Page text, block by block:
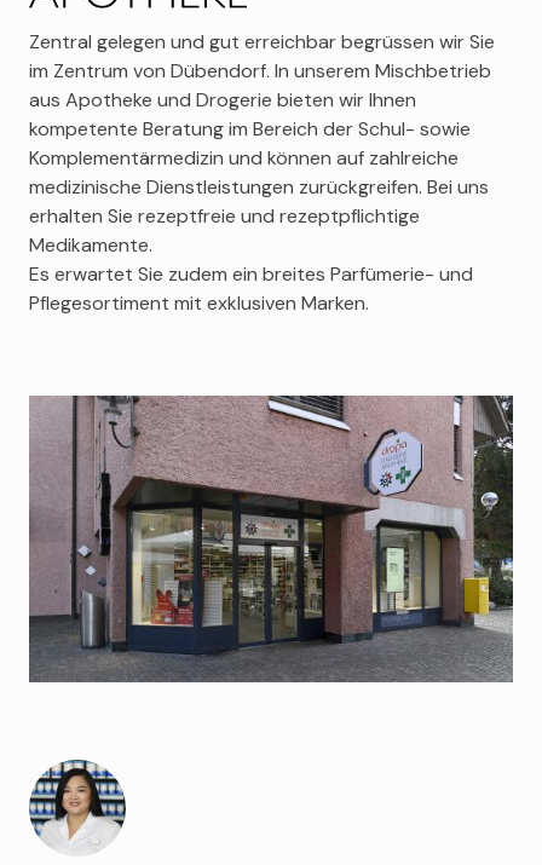
Avène
Clarins
Zentral gelegen und gut erreichbar begrüssen wir Sie
im Zentrum von Dübendorf. In unserem Mischbetrieb
aus Apotheke und Drogerie bieten wir Ihnen
kompetente Beratung im Bereich der Schul- sowie
Komplementärmedizin und können auf zahlreiche
medizinische Dienstleistungen zurückgreifen. Bei uns
erhalten Sie rezeptfreie und rezeptpflichtige
Medikamente.
Es erwartet Sie zudem ein breites Parfümerie- und
Pflegesortiment mit exklusiven Marken.